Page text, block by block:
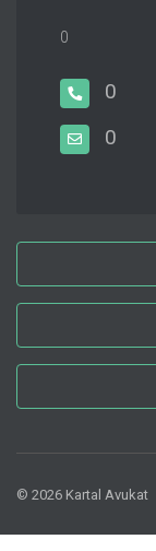
0
0
0
© 2026 Kartal Avukat